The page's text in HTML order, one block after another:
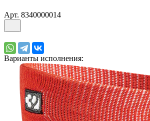
Арт. 8340000014
Варианты исполнения: